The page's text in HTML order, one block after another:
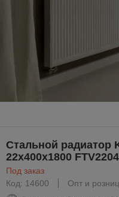
Стальной радиатор
22х400х1800
Под заказ
Код: 14600
Опт и